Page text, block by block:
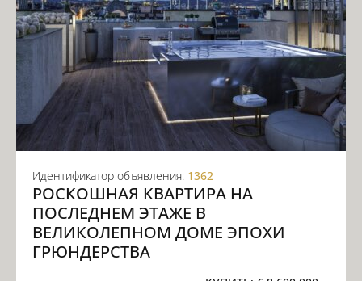
Идентификатор объявления: 1362
РОСКОШНАЯ КВАРТИРА НА
ПОСЛЕДНЕМ ЭТАЖЕ В
ВЕЛИКОЛЕПНОМ ДОМЕ ЭПОХИ
ГРЮНДЕРСТВА